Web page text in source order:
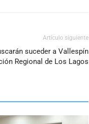
Artículo siguiente
suceder a Vallespín
Regional de Los Lagos